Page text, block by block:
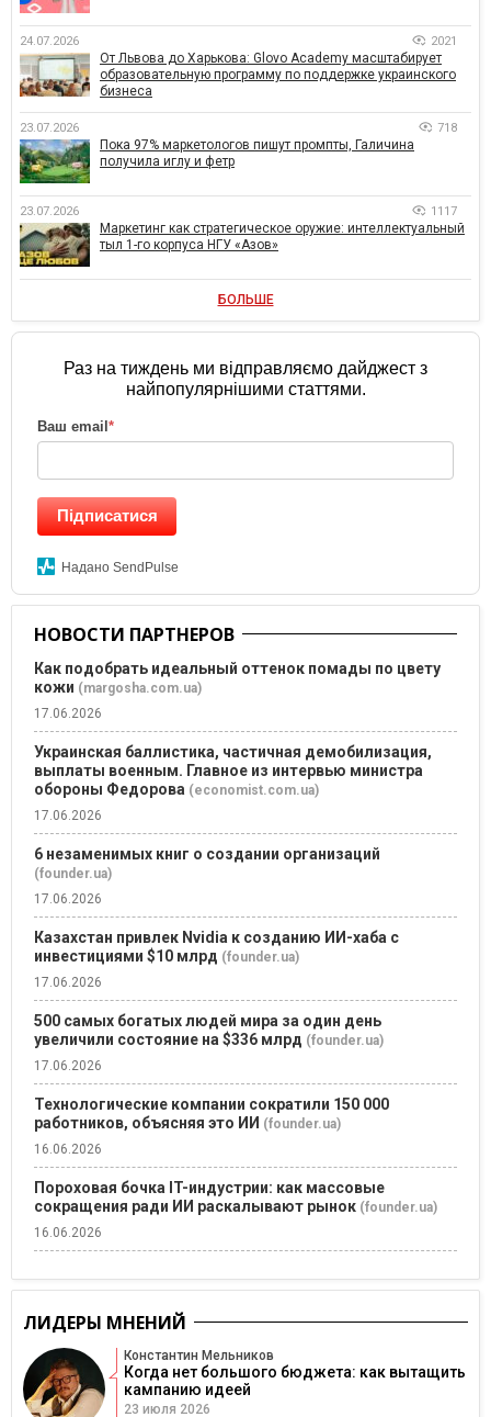
24.07.2026 2021
От Львова до Харькова: Glovo Academy масштабирует
образовательную программу по поддержке украинского
бизнеса
23.07.2026 718
Пока 97% маркетологов пишут промпты, Галичина
получила иглу и фетр
23.07.2026 1117
Маркетинг как стратегическое оружие: интеллектуальный
тыл 1-го корпуса НГУ «Азов»
БОЛЬШЕ
Раз на тиждень ми відправляємо дайджест з
найпопулярнішими статтями.
Ваш email*
Підписатися
Надано SendPulse
НОВОСТИ ПАРТНЕРОВ
Как подобрать идеальный оттенок помады по цвету
кожи (margosha.com.ua)
17.06.2026
Украинская баллистика, частичная демобилизация,
выплаты военным. Главное из интервью министра
обороны Федорова (economist.com.ua)
17.06.2026
6 незаменимых книг о создании организаций
(founder.ua)
17.06.2026
Казахстан привлек Nvidia к созданию ИИ-хаба с
инвестициями $10 млрд (founder.ua)
17.06.2026
500 самых богатых людей мира за один день
увеличили состояние на $336 млрд (founder.ua)
17.06.2026
Технологические компании сократили 150 000
работников, объясняя это ИИ (founder.ua)
16.06.2026
Пороховая бочка IT-индустрии: как массовые
сокращения ради ИИ раскалывают рынок (founder.ua)
16.06.2026
ЛИДЕРЫ МНЕНИЙ
Константин Мельников
Когда нет большого бюджета: как вытащить
кампанию идеей
23 июля 2026